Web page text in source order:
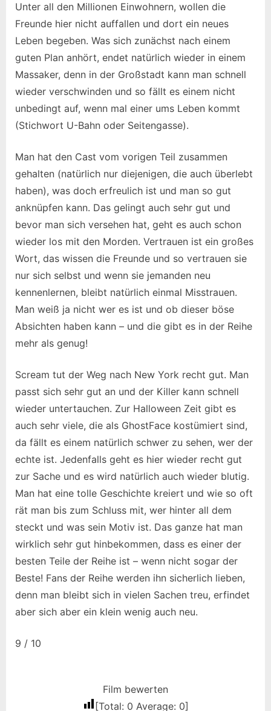
Unter all den Millionen Einwohnern, wollen die
Freunde hier nicht auffallen und dort ein neues
Leben begeben. Was sich zunächst nach einem
guten Plan anhört, endet natürlich wieder in einem
Massaker, denn in der Großstadt kann man schnell
wieder verschwinden und so fällt es einem nicht
unbedingt auf, wenn mal einer ums Leben kommt
(Stichwort U-Bahn oder Seitengasse).
Man hat den Cast vom vorigen Teil zusammen
gehalten (natürlich nur diejenigen, die auch überlebt
haben), was doch erfreulich ist und man so gut
anknüpfen kann. Das gelingt auch sehr gut und
bevor man sich versehen hat, geht es auch schon
wieder los mit den Morden. Vertrauen ist ein großes
Wort, das wissen die Freunde und so vertrauen sie
nur sich selbst und wenn sie jemanden neu
kennenlernen, bleibt natürlich einmal Misstrauen.
Man weiß ja nicht wer es ist und ob dieser böse
Absichten haben kann – und die gibt es in der Reihe
mehr als genug!
Scream tut der Weg nach New York recht gut. Man
passt sich sehr gut an und der Killer kann schnell
wieder untertauchen. Zur Halloween Zeit gibt es
auch sehr viele, die als GhostFace kostümiert sind,
da fällt es einem natürlich schwer zu sehen, wer der
echte ist. Jedenfalls geht es hier wieder recht gut
zur Sache und es wird natürlich auch wieder blutig.
Man hat eine tolle Geschichte kreiert und wie so oft
rät man bis zum Schluss mit, wer hinter all dem
steckt und was sein Motiv ist. Das ganze hat man
wirklich sehr gut hinbekommen, dass es einer der
besten Teile der Reihe ist – wenn nicht sogar der
Beste! Fans der Reihe werden ihn sicherlich lieben,
denn man bleibt sich in vielen Sachen treu, erfindet
aber sich aber ein klein wenig auch neu.
9 / 10
Film bewerten
[Total: 0 Average: 0]